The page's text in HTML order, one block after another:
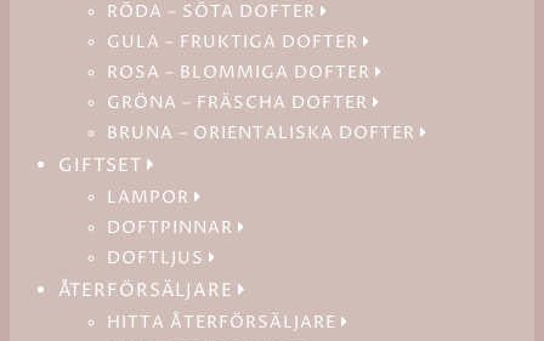
RÖDA – SÖTA DOFTER
GULA – FRUKTIGA DOFTER
ROSA – BLOMMIGA DOFTER
GRÖNA – FRÄSCHA DOFTER
BRUNA – ORIENTALISKA DOFTER
GIFTSET
LAMPOR
DOFTPINNAR
DOFTLJUS
ÅTERFÖRSÄLJARE
HITTA ÅTERFÖRSÄLJARE